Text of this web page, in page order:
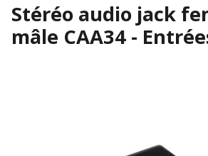
Stéréo audio jack
mâle CAA34 -